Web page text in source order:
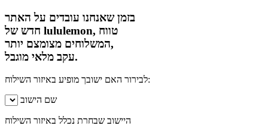
בזמן שאנחנו עובדים על האתר
חדש של lululemon, טווח
המשלוחים מצומצם יותר,
עקב מלאי מוגבל.
לבירור האם ישובך מופיע באיזור השילוח:
שם הישוב
היישוב שבחרת נכלל באיזור השילוח